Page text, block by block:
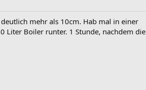
mehr als 10cm. Hab mal in einer
Liter Boiler runter. 1 Stunde, nachdem die